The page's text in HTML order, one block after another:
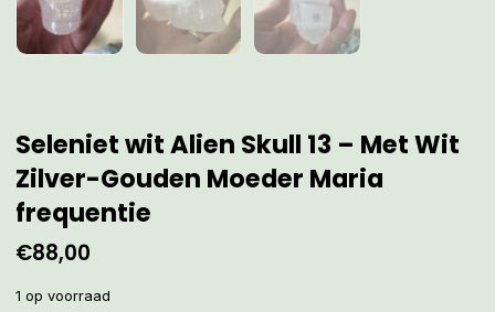
Seleniet wit Alien Skull 13 – Met Wit
Zilver-Gouden Moeder Maria
frequentie
€88,00
1 op voorraad